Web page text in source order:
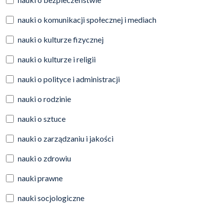
nauki o komunikacji społecznej i mediach
nauki o kulturze fizycznej
nauki o kulturze i religii
nauki o polityce i administracji
nauki o rodzinie
nauki o sztuce
nauki o zarządzaniu i jakości
nauki o zdrowiu
nauki prawne
nauki socjologiczne